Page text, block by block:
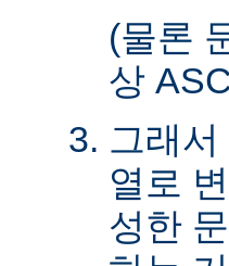
(물론
상
그래
열로
성한